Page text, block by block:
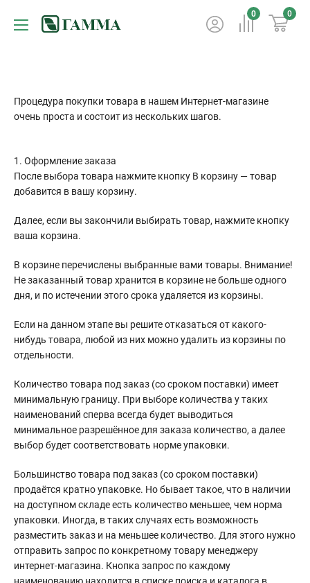
0 0
Процедура покупки товара в нашем Интернет-магазине
очень проста и состоит из нескольких шагов.
1. Оформление заказа
После выбора товара нажмите кнопку В корзину — товар
добавится в вашу корзину.
Далее, если вы закончили выбирать товар, нажмите кнопку
ваша корзина.
В корзине перечислены выбранные вами товары. Внимание!
Не заказанный товар хранится в корзине не больше одного
дня, и по истечении этого срока удаляется из корзины.
Если на данном этапе вы решите отказаться от какого-
нибудь товара, любой из них можно удалить из корзины по
отдельности.
Количество товара под заказ (со сроком поставки) имеет
минимальную границу. При выборе количества у таких
наименований сперва всегда будет выводиться
минимальное разрешённое для заказа количество, а далее
выбор будет соответствовать норме упаковки.
Большинство товара под заказ (со сроком поставки)
продаётся кратно упаковке. Но бывает такое, что в наличии
на доступном складе есть количество меньшее, чем норма
упаковки. Иногда, в таких случаях есть возможность
разместить заказ и на меньшее количество. Для этого нужно
отправить запрос по конкретному товару менеджеру
интернет-магазина. Кнопка запрос по каждому